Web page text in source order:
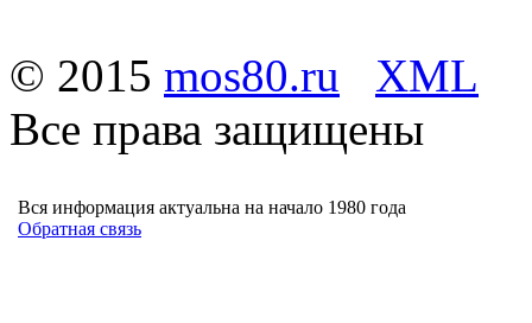
© 2015 mos80.ru
XML
Все права защищены
Вся информация актуальна на начало 1980 года
Обратная связь